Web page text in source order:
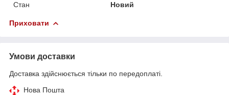
Стан
Новий
Приховати
Умови доставки
Доставка здійснюється тільки по передоплаті.
Нова Пошта